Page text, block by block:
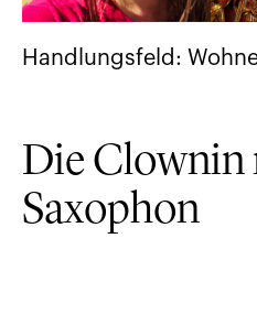
Handlungsfeld:
Die Clownin
Saxophon